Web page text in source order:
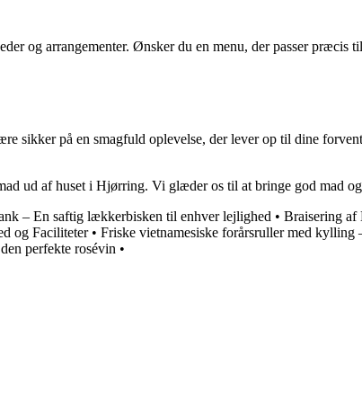
og arrangementer. Ønsker du en menu, der passer
sikker på en smagfuld oplevelse, der lever op til dine
ud af huset i Hjørring. Vi glæder os til at bringe god mad
– En saftig lækkerbisken til enhver lejlighed • Braisering af
og Faciliteter• Friske vietnamesiske forårsruller med
perfekte rosévin •